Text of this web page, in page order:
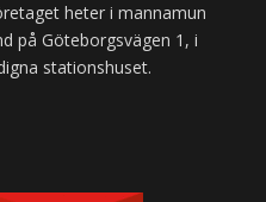
heter i mannamun
på Göteborgsvägen 1, i
stationshuset.